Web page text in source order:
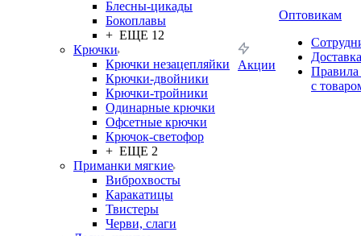
Блесны-цикады
Бокоплавы
+ ЕЩЕ 12
Крючки
Крючки незацепляйки
Крючки-двойники
Крючки-тройники
Одинарные крючки
Офсетные крючки
Крючок-светофор
+ ЕЩЕ 2
Приманки мягкие
Виброхвосты
Каракатицы
Твистеры
Черви, слаги
Акции
Оптовикам
Доставка
Правила
с